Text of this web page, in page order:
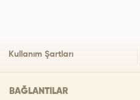
Kullanım Şartları
BAĞLANTILAR